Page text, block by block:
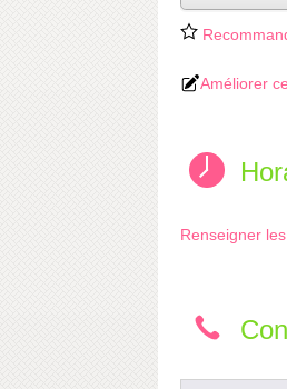
Améliorer
Renseigner